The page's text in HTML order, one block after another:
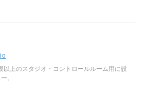
以上のスタジオ・コントロールルーム用に設
。